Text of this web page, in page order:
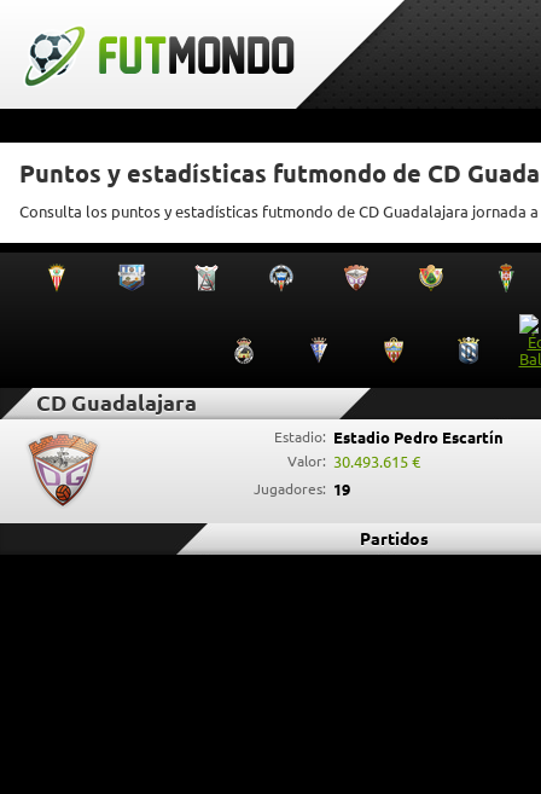
Puntos y estadísticas futmondo de CD
Consulta los puntos y estadísticas futmondo de CD Guadalajara jornada
CD Guadalajara
Estadio: Estadio Pedro Escartín
Valor: 30.493.615 €
Jugadores: 19
Partidos